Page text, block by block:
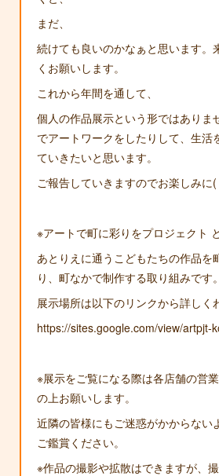
まだ、
続けても良いのかなぁと思います。
くお願いします。
これから年間を通して、
個人の作品展示という形ではありま
でアートワークをしたりして、生活
ていきたいと思います。
ご報告していきますのでお楽しみに(
※アートで町に彩りをプロジェクト
あとりえに通うこどもたちの作品を
り、町なかで制作する取り組みです。
展示場所は以下のリンクから詳しく
https://sites.google.com/view/artpjt-
※展示をご覧になる際は各店舗の営
の上お願いします。
近隣の皆様にもご迷惑がかからない
ご鑑賞ください。
※作品の撮影や拡散はできますが、